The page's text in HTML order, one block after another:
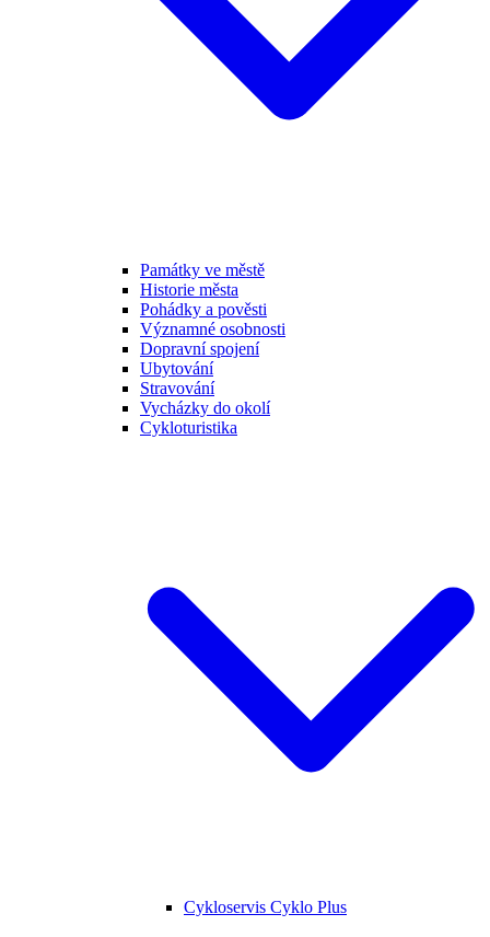
Památky ve městě
Historie města
Pohádky a pověsti
Významné osobnosti
Dopravní spojení
Ubytování
Stravování
Vycházky do okolí
Cykloturistika
Cykloservis Cyklo Plus